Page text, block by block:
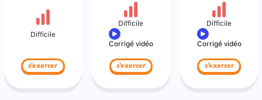
Difficile
s'exercer
Difficile
Corrigé vidéo
s'exercer
Difficile
Corrigé vidéo
s'exercer